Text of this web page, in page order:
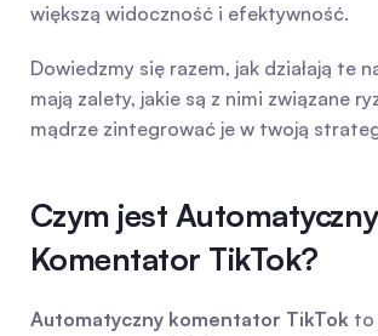
większą widoczność i efektywność.
Dowiedzmy się razem, jak działają te
mają zalety, jakie są z nimi związane
mądrze zintegrować je w twoją
Czym jest Automatyczny
Komentator TikTok?
Automatyczny komentator TikTok to